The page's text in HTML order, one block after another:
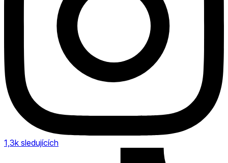
1,3k sledujících